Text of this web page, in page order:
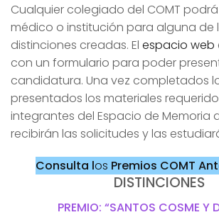
Cualquier colegiado del COMT
médico o institución para alguna de
distinciones creadas. El espacio web
con un formulario para poder
candidatura. Una vez completados
presentados los materiales
integrantes del Espacio de Memoria
recibirán las solicitudes y las
Consulta los Premios COMT
DISTINCIONES
PREMIO: “SANTOS COSME Y